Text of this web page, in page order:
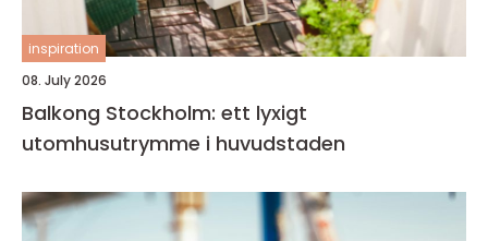
inspiration
08. July 2026
Balkong Stockholm: ett lyxigt
utomhusutrymme i huvudstaden